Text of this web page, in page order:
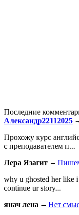
Последние
Александр22112025
Прохожу курс
с преподавателем п...
Лера Язагит
why u ghosted her like
continue ur story...
янач лена
Нет